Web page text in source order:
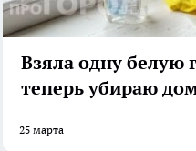
Взяла одну белую
теперь убираю
25 марта